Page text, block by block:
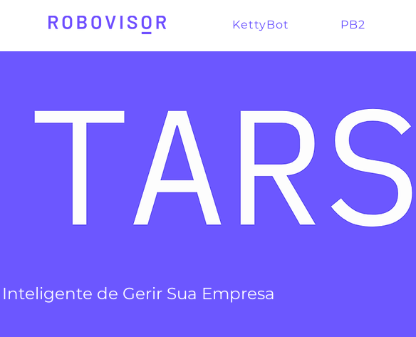
KettyBot PB2
de Gerir Sua Empresa